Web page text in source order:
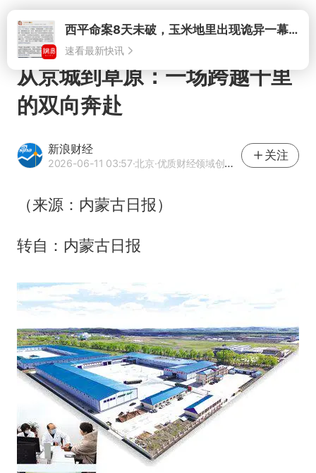
打开
从京城到草原：一场跨越千里
的双向奔赴
新浪财经
2026-06-11 03:57·北京·优质财经领域创作者
关注
（来源：内蒙古日报）
转自：内蒙古日报